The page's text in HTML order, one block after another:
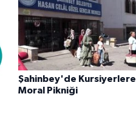
Şahinbey'de Kursiyerlere
Moral Pikniği